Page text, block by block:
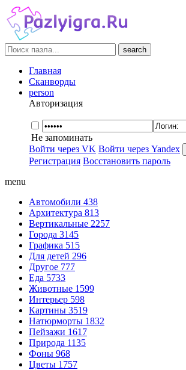
search
Главная
Сканворды
person
Авторизация
Не запоминать
Войти через VK Войти через Yandex
Регистрация Восстановить пароль
menu
Автомобили 438
Архитектура 813
Вертикальные 2257
Города 3145
Графика 515
Для детей 296
Другое 777
Еда 5733
Животные 1599
Интерьер 598
Картины 3519
Натюрморты 1832
Пейзажи 1617
Природа 1135
Фоны 968
Цветы 1757